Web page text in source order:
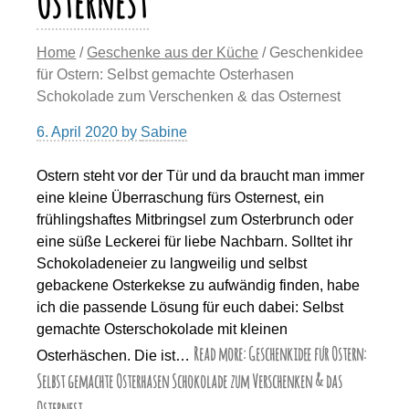
Home / Geschenke aus der Küche / Geschenkidee
für Ostern: Selbst gemachte Osterhasen
Schokolade zum Verschenken & das Osternest
6. April 2020 by Sabine
Ostern steht vor der Tür und da braucht man immer
eine kleine Überraschung fürs Osternest, ein
frühlingshaftes Mitbringsel zum Osterbrunch oder
eine süße Leckerei für liebe Nachbarn. Solltet ihr
Schokoladeneier zu langweilig und selbst
gebackene Osterkekse zu aufwändig finden, habe
ich die passende Lösung für euch dabei: Selbst
gemachte Osterschokolade mit kleinen
Osterhäschen. Die ist… Read more: Geschenkidee für Ostern:
Selbst gemachte Osterhasen Schokolade zum Verschenken & das